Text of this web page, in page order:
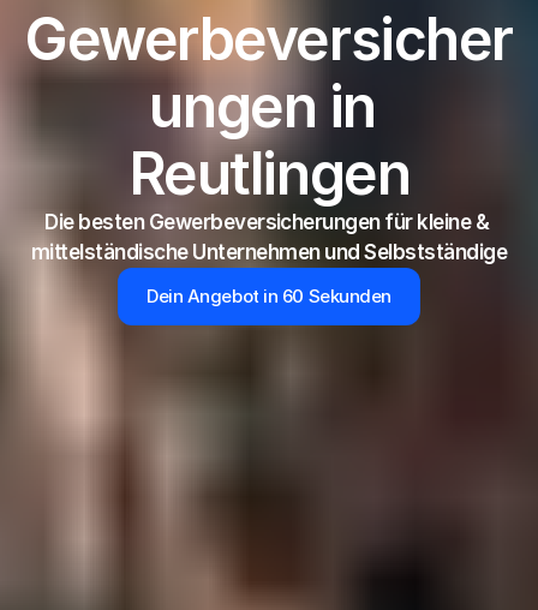
Gewerbeversicher
ungen in
Reutlingen
Die besten Gewerbeversicherungen für kleine &
mittelständische Unternehmen und Selbstständige
Dein Angebot in 60 Sekunden